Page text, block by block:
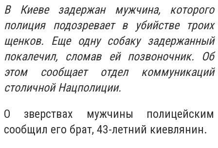
В Киеве задержан мужчина, которого
полиция подозревает в убийстве троих
щенков. Еще одну собаку задержанный
покалечил, сломав ей позвоночник. Об
этом сообщает отдел коммуникаций
столичной Нацполиции.
О зверствах мужчины полицейским
сообщил его брат, 43-летний киевлянин.